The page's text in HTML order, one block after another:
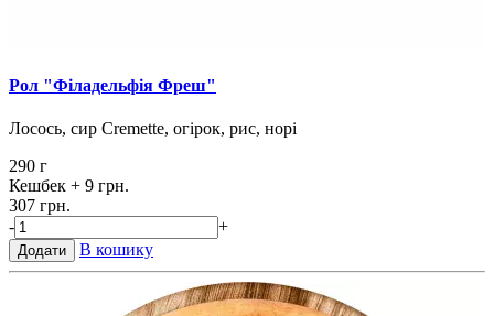
Рол "Філадельфія Фреш"
Лосось, сир Cremette, огірок, рис, норі
290 г
Кешбек + 9 грн.
307 грн.
-
+
Додати В кошику